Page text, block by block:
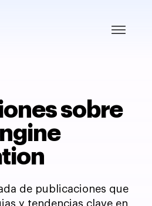
sobre
de publicaciones que
y tendencias clave en